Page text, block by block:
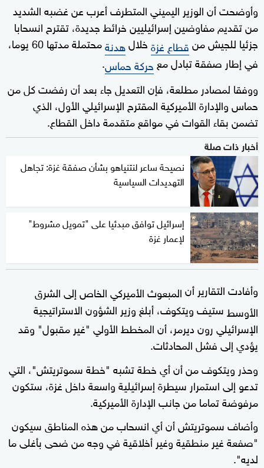
وأوضحت أن الوزير اليميني المتطرف أعرب عن غضبه الشديد
من تقديم مفاوضين إسرائيليين خرائط جديدة، تقترح انسحابا
جزئيا للجيش منقطاع غزةخلالهدنة
محتملة مدتها 60 يوما،
في إطار صفقة تبادل مع حركة حماس.
ووفقا لمصادر مطلعة، فإن التعديل جاء بعد أن رفضت كل من
حماس والإدارة الأميركية المقترح الإسرائيلي الأول، الذي
تضمن بقاء القوات في مواقع متقدمة داخل القطاع.
أخبار ذات صلة
نصيحة ساعر لنتنياهو بشأن صفقة غزة: تجاهل
التهديدات السياسية
إسرائيل توافق مبدئيا على "تمويل مشروط"
لإعمار غزة
وأفادت التقارير أنالمبعوث الأميركي الخاص إلى الشرق
الأوسطستيف ويتكوف، أبلغ وزير الشؤون الاستراتيجية
الإسرائيلي رون ديرمر، أن المخطط الأولي "غير مقبول" وقد
يؤدي إلى فشل المحادثات.
وحذر ويتكوف من أن أي خطة تشبه "خطة سموتريتش"، التي
تدعو إلى استمرار سيطرة إسرائيلية واسعة داخل غزة، ستكون
مرفوضة تماما من جانب الإدارة الأميركية.
وأضاف سموتريتش أن أي انسحاب من هذه المناطق سيكون
"صفعة غير منطقية وغير أخلاقية في وجه من ضحى بأغلى ما
لديه".